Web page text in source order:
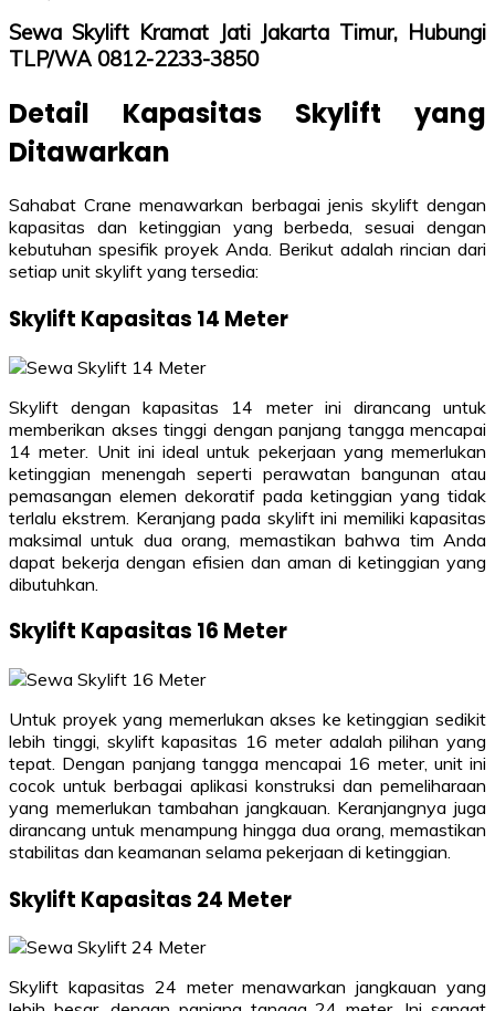
Sewa Skylift Kramat Jati Jakarta Timur, Hubungi
TLP/WA 0812-2233-3850
Detail Kapasitas Skylift yang
Ditawarkan
Sahabat Crane menawarkan berbagai jenis skylift dengan
kapasitas dan ketinggian yang berbeda, sesuai dengan
kebutuhan spesifik proyek Anda. Berikut adalah rincian dari
setiap unit skylift yang tersedia:
Skylift Kapasitas 14 Meter
Skylift dengan kapasitas 14 meter ini dirancang untuk
memberikan akses tinggi dengan panjang tangga mencapai
14 meter. Unit ini ideal untuk pekerjaan yang memerlukan
ketinggian menengah seperti perawatan bangunan atau
pemasangan elemen dekoratif pada ketinggian yang tidak
terlalu ekstrem. Keranjang pada skylift ini memiliki kapasitas
maksimal untuk dua orang, memastikan bahwa tim Anda
dapat bekerja dengan efisien dan aman di ketinggian yang
dibutuhkan.
Skylift Kapasitas 16 Meter
Untuk proyek yang memerlukan akses ke ketinggian sedikit
lebih tinggi, skylift kapasitas 16 meter adalah pilihan yang
tepat. Dengan panjang tangga mencapai 16 meter, unit ini
cocok untuk berbagai aplikasi konstruksi dan pemeliharaan
yang memerlukan tambahan jangkauan. Keranjangnya juga
dirancang untuk menampung hingga dua orang, memastikan
stabilitas dan keamanan selama pekerjaan di ketinggian.
Skylift Kapasitas 24 Meter
Skylift kapasitas 24 meter menawarkan jangkauan yang